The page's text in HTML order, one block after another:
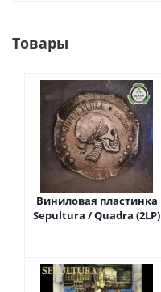
Товары
Виниловая пластинка
Sepultura / Quadra (2LP)